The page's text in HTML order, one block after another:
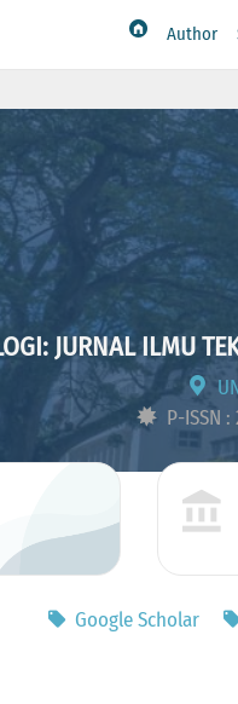
Author
JURNAL ILMU
P-ISSN
Google Scholar